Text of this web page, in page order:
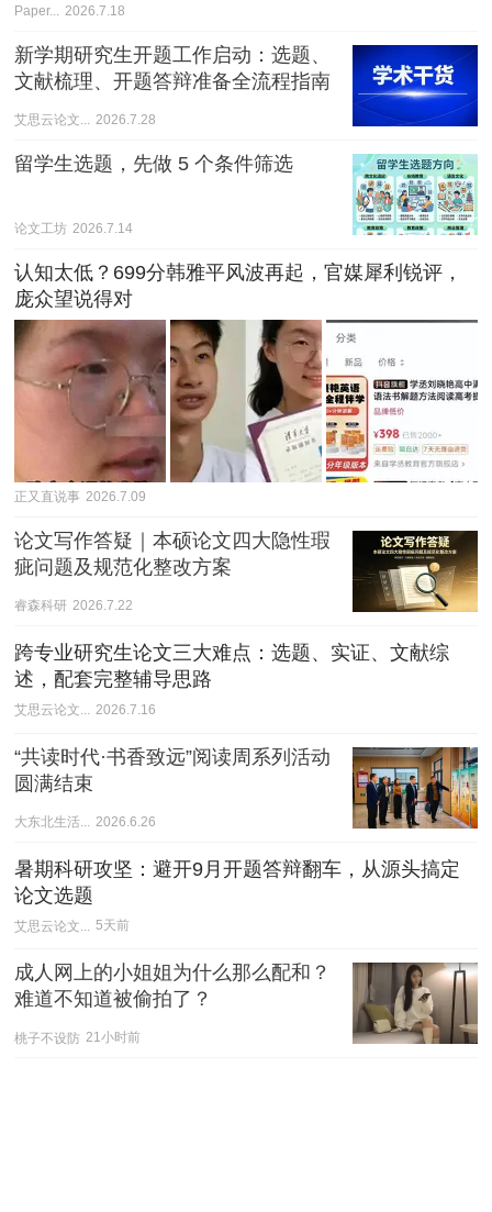
Paper... 2026.7.18
新学期研究生开题工作启动：选题、
文献梳理、开题答辩准备全流程指南
艾思云论文... 2026.7.28
留学生选题，先做 5 个条件筛选
论文工坊 2026.7.14
认知太低？699分韩雅平风波再起，官媒犀利锐评，
庞众望说得对
正又直说事 2026.7.09
论文写作答疑｜本硕论文四大隐性瑕
疵问题及规范化整改方案
睿森科研 2026.7.22
跨专业研究生论文三大难点：选题、实证、文献综
述，配套完整辅导思路
艾思云论文... 2026.7.16
“共读时代·书香致远”阅读周系列活动
圆满结束
大东北生活... 2026.6.26
暑期科研攻坚：避开9月开题答辩翻车，从源头搞定
论文选题
艾思云论文... 5天前
成人网上的小姐姐为什么那么配和？
难道不知道被偷拍了？
桃子不设防 21小时前